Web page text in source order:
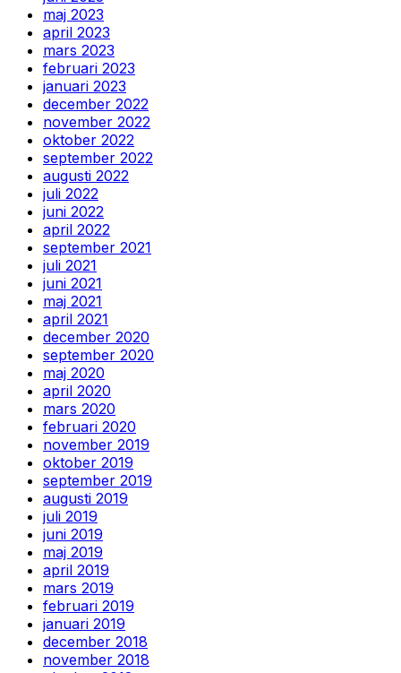
maj 2023
april 2023
mars 2023
februari 2023
januari 2023
december 2022
november 2022
oktober 2022
september 2022
augusti 2022
juli 2022
juni 2022
april 2022
september 2021
juli 2021
juni 2021
maj 2021
april 2021
december 2020
september 2020
maj 2020
april 2020
mars 2020
februari 2020
november 2019
oktober 2019
september 2019
augusti 2019
juli 2019
juni 2019
maj 2019
april 2019
mars 2019
februari 2019
januari 2019
december 2018
november 2018